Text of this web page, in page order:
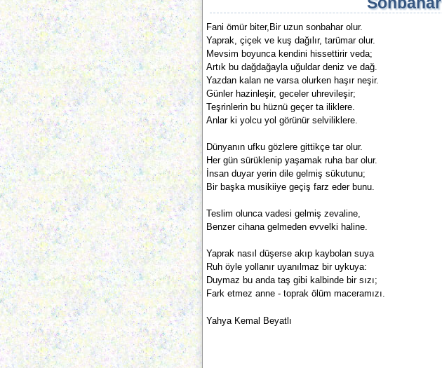
Fani ömür biter,Bir uzun sonbahar olur.
Yaprak, çiçek ve kuş dağılır, tarümar olur.
Mevsim boyunca kendini hissettirir veda;
Artık bu dağdağayla uğuldar deniz ve dağ.
Yazdan kalan ne varsa olurken haşır neşir.
Günler hazinleşir, geceler uhrevileşir;
Teşrinlerin bu hüznü geçer ta iliklere.
Anlar ki yolcu yol görünür selviliklere.
Dünyanın ufku gözlere gittikçe tar olur.
Her gün sürüklenip yaşamak ruha bar olur.
İnsan duyar yerin dile gelmiş sükutunu;
Bir başka musikiiye geçiş farz eder bunu.
Teslim olunca vadesi gelmiş zevaline,
Benzer cihana gelmeden evvelki haline.
Yaprak nasıl düşerse akıp kaybolan suya
Ruh öyle yollanır uyanılmaz bir uykuya:
Duymaz bu anda taş gibi kalbinde bir sızı;
Fark etmez anne - toprak ölüm maceramızı.
Yahya Kemal Beyatlı